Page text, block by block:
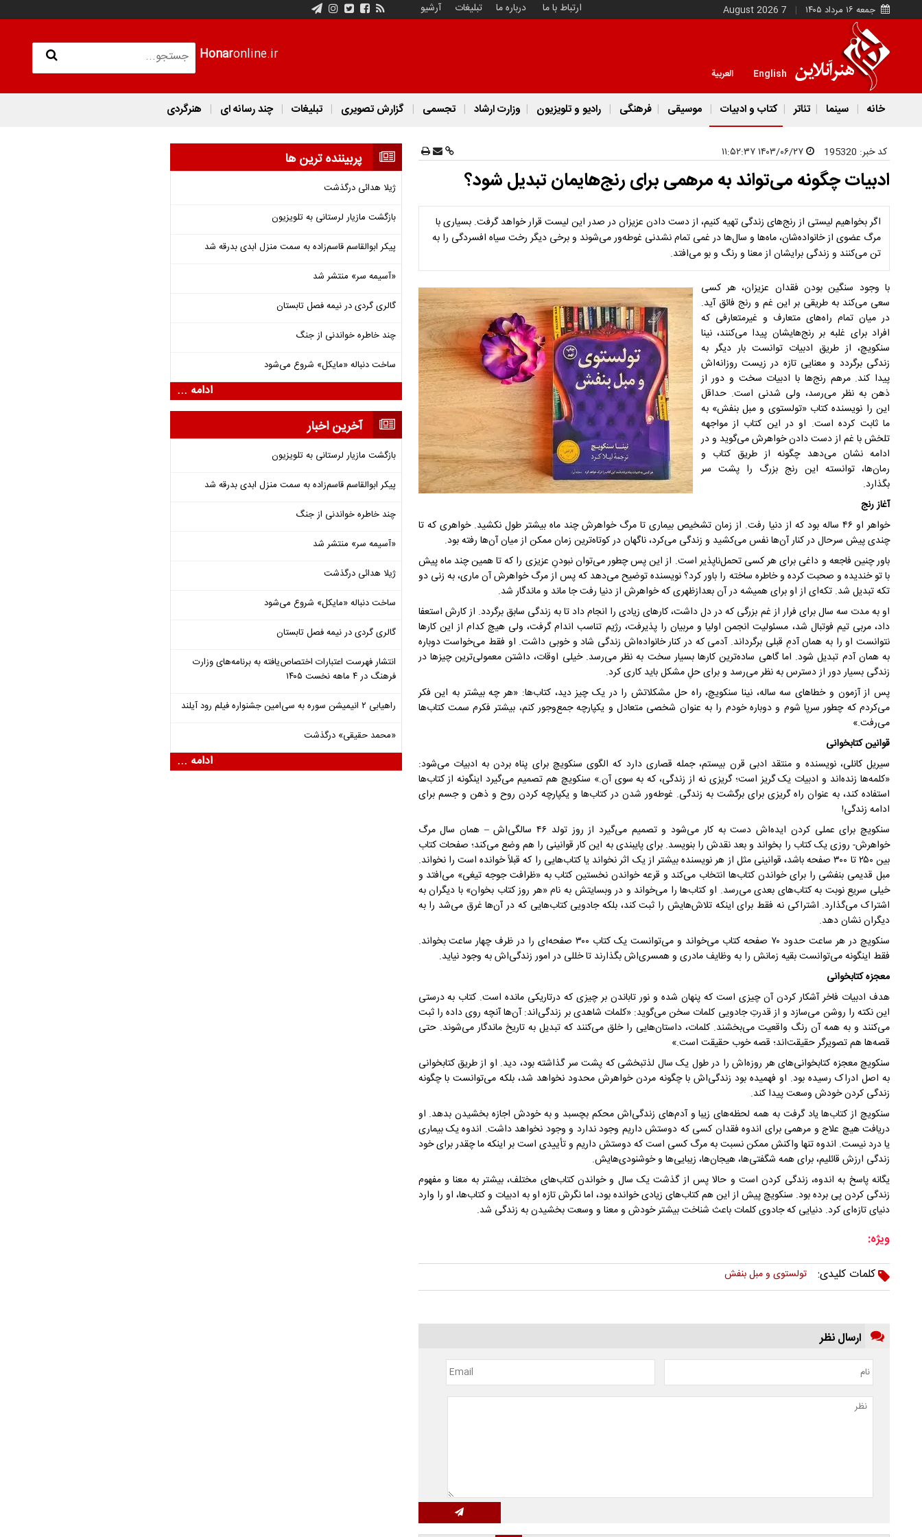
جمعه ۱۶ مرداد ۱۴۰۵ 7 August 2026 ارتباط با ما درباره ما تبلیغات آرشیو
Honaronline.ir
English العربية
خانه سینما تئاتر کتاب و ادبیات موسیقی فرهنگی رادیو و تلویزیون وزارت ارشاد تجسمی گزارش تصویری تبلیغات چند رسانه ای هنرگردی
کد خبر: 195320
ادبیات چگونه می‌تواند به مرهمی برای رنج‌هایمان تبدیل شود؟
اگر بخواهیم لیستی از رنج‌های زندگی تهیه کنیم، از دست دادن عزیزان در صدر این لیست قرار خواهد گرفت. بسیاری با
مرگ عضوی از خانواده‌شان، ماه‌ها و سال‌ها در غمی تمام نشدنی غوطه‌ور می‌شوند و برخی دیگر رخت سیاه افسردگی را به
تن می‌کنند و زندگی برایشان از معنا و رنگ و بو می‌افتد.
با وجود سنگین بودن فقدان عزیزان، هر کسی
سعی می‌کند به طریقی بر این غم و رنج فائق‌ آید.
در میان تمام راه‌های متعارف و غیرمتعارفی که
افراد برای غلبه بر رنج‌هایشان پیدا می‌کنند، نینا
سنکویچ، از طریق ادبیات توانست بار دیگر به
زندگی برگردد و معنایی تازه در زیست روزانه‌اش
پیدا کند. مرهم رنج‌ها با ادبیات سخت و دور از
ذهن به نظر می‌رسد، ولی شدنی است. حداقل
این را نویسنده کتاب «تولستوی و مبل بنفش» به
ما ثابت کرده است. او در این کتاب از مواجهه
تلخش با غم از دست دادن خواهرش می‌گوید و در
ادامه نشان می‌دهد چگونه از طریق کتاب و
رمان‌ها، توانسته این رنج بزرگ را پشت سر
بگذارد.
آغاز رنج
خواهر او ۴۶ ساله بود که از دنیا رفت. از زمان تشخیص بیماری تا مرگ خواهرش چند ماه بیشتر طول نکشید. خواهری که تا
چندی پیش سرحال در کنار آن‌ها نفس می‌کشید و زندگی می‌کرد، ناگهان در کوتاه‌ترین زمان ممکن از میان آن‌ها رفته بود.
باور چنین فاجعه و داغی برای هر کسی تحمل‌ناپذیر است. از این پس چطور می‌توان نبودنِ عزیزی را که تا همین چند ماه پیش
با تو خندیده و صحبت کرده و خاطره ساخته را باور کرد؟ نویسنده توضیح می‌دهد که پس از مرگ خواهرش آن ماری، به زنی دو
تکه تبدیل شد. تکه‌ای از او برای همیشه در آن بعدازظهری که خواهرش از دنیا رفت جا ماند و ماندگار شد.
او به مدت سه سال برای فرار از غم بزرگی که در دل داشت، کار‌های زیادی را انجام داد تا به زندگی سابق برگردد. از کارش استعفا
داد، مربی تیم فوتبال شد، مسئولیت انجمن اولیا و مربیان را پذیرفت، رژیم تناسب اندام گرفت، ولی هیچ کدام از این کار‌ها
نتوانست او را به همان آدمِ قبلی برگرداند. آدمی که در کنار خانواده‌اش زندگی شاد و خوبی داشت. او فقط می‌خواست دوباره
به همان آدم تبدیل شود. اما گاهی ساده‌ترین کار‌ها بسیار سخت به نظر می‌رسد. خیلی اوقات، داشتن معمولی‌ترین چیز‌ها در
زندگی بسیار دور از دسترس به نظر می‌رسد و برای حلِ مشکل باید کاری کرد.
پس از آزمون و خطا‌های سه ساله، نینا سنکویچ، راه حل مشکلاتش را در یک چیز دید، کتاب‌ها: «هر چه بیشتر به این فکر
می‌کردم که چطور سرپا شوم و دوباره خودم را به عنوان شخصی متعادل و یکپارچه جمع‌وجور کنم، بیشتر فکرم سمت کتاب‌ها
می‌رفت.»
قوانین کتابخوانی
سیریل کانلی، نویسنده و منتقد ادبی قرن بیستم، جمله قصاری دارد که الگوی سنکویچ برای پناه بردن به ادبیات می‌شود:
«کلمه‌ها زنده‌اند و ادبیات یک گریز است؛ گریزی نه از زندگی، که به سوی آن.» سنکویچ هم تصمیم می‌گیرد اینگونه از کتاب‌ها
استفاده کند، به عنوان راه گریزی برای برگشت به زندگی. غوطه‌ور شدن در کتاب‌ها و یکپارچه کردن روح و ذهن و جسم برای
ادامه زندگی!
سنکویچ برای عملی کردن ایده‌اش دست به کار می‌شود و تصمیم می‌گیرد از روز تولد ۴۶ سالگی‌اش – همان سال مرگ
خواهرش- روزی یک کتاب را بخواند و بعد نقدش را بنویسد. برای پایبندی به این کار قوانینی را هم وضع می‌کند؛ صفحات کتاب
بین ۲۵۰ تا ۳۰۰ صفحه باشد، قوانینی مثل از هر نویسنده بیشتر از یک اثر نخواند یا کتاب‌هایی را که قبلاً خوانده است را نخواند.
مبل قدیمی بنفشی را برای خواندن کتاب‌ها انتخاب می‌کند و قرعه خواندن نخستین کتاب به «ظرافت جوجه تیغی» می‌افتد و
خیلی سریع نوبت به کتاب‌های بعدی می‌رسد. او کتاب‌ها را می‌خواند و در وبسایتش به نام «هر روز کتاب بخوان» با دیگران به
اشتراک می‌گذارد. اشتراکی نه فقط برای اینکه تلاش‌هایش را ثبت کند، بلکه جادویی کتاب‌هایی که در آن‌ها غرق می‌شد را به
دیگران نشان دهد.
سنکویچ در هر ساعت حدود ۷۰ صفحه کتاب می‌خواند و می‌توانست یک کتاب ۳۰۰ صفحه‌ای را در ظرف چهار ساعت بخواند.
فقط اینگونه می‌توانست بقیه زمانش را به وظایف مادری و همسری‌اش بگذارند تا خللی در امور زندگی‌اش به وجود نیاید.
معجزه کتابخوانی
هدف ادبیات فاخر آشکار کردن آن چیزی است که پنهان شده و نور تاباندن بر چیزی که درتاریکی مانده است. کتاب به درستی
این نکته را روشن می‌سازد و از قدرتِ جادویی کلمات سخن می‌گوید: «کلمات شاهدی بر زندگی‌اند: آن‌ها آنچه روی داده را ثبت
می‌کنند و به همه آن رنگ واقعیت می‌بخشند. کلمات، داستان‌هایی را خلق می‌کنند که تبدیل به تاریخ ماندگار می‌شوند. حتی
قصه‌ها هم تصویرگر حقیقت‌اند؛ قصه خوب حقیقت است.»
سنکویچ معجزه کتابخوانی‌های هر روزه‌اش را در طول یک سال لذتبخشی که پشت سر گذاشته بود، دید. او از طریق کتابخوانی
به اصل ادراک رسیده بود. او فهمیده بود زندگی‌اش با چگونه مردن خواهرش محدود نخواهد شد، بلکه می‌توانست با چگونه
زندگی کردن خودش وسعت پیدا کند.
سنکویچ از کتاب‌ها یاد گرفت به همه لحظه‌های زیبا و آدم‌های زندگی‌اش محکم بچسبد و به خودش اجازه بخشیدن بدهد. او
دریافت هیچ علاج و مرهمی برای اندوه فقدان کسی که دوستش داریم وجود ندارد و وجود نخواهد داشت. اندوه یک بیماری
یا درد نیست. اندوه تنها واکنش ممکن نسبت به مرگ کسی است که دوستش داریم و تأییدی است بر اینکه ما چقدر برای خود
زندگی ارزش قائلیم، برای همه شگفتی‌ها، هیجان‌ها، زیبایی‌ها و خوشنودی‌هایش.
یگانه پاسخ به اندوه، زندگی کردن است و حالا پس از گذشت یک سال و خواندن کتاب‌های مختلف، بیشتر به معنا و مفهوم
زندگی کردن پی برده بود. سنکویچ پیش از این هم کتاب‌های زیادی خوانده بود، اما نگرش تازه او به ادبیات و کتاب‌ها، او را وارد
دنیای تازه‌ای کرد. دنیایی که جادوی کلمات باعث شناخت بیشتر خودش و معنا و وسعت بخشیدن به زندگی شد.
ویژه:
کلمات کلیدی:
تولستوی و مبل بنفش
ارسال نظر
پربیننده ترین ها
ژیلا هدائی درگذشت
بازگشت مازیار لرستانی به تلویزیون
پیکر ابوالقاسم قاسم‌زاده به سمت منزل ابدی بدرقه شد
«آسیمه سر» منتشر شد
گالری گردی در نیمه فصل تابستان
چند خاطره خواندنی از جنگ
ساخت دنباله «مایکل» شروع می‌شود
ادامه ...
آخرین اخبار
بازگشت مازیار لرستانی به تلویزیون
پیکر ابوالقاسم قاسم‌زاده به سمت منزل ابدی بدرقه شد
چند خاطره خواندنی از جنگ
«آسیمه سر» منتشر شد
ژیلا هدائی درگذشت
ساخت دنباله «مایکل» شروع می‌شود
گالری گردی در نیمه فصل تابستان
انتشار فهرست اعتبارات اختصاص‌یافته به برنامه‌های وزارت
فرهنگ در ۴ ماهه نخست ۱۴۰۵
راهیابی ۲ انیمیشن سوره به سی‌امین جشنواره فیلم رود آیلند
«محمد حقیقی» درگذشت
ادامه ...